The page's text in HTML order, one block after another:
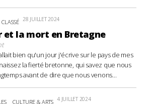
28 JUILLET 2024
et la mort en Bretagne
bien qu'un jour j'écrive sur le pays de mes
la fierté bretonne, qui savez que nous
avant de dire que nous venons...
CULTURE & ARTS 4 JUILLET 2024